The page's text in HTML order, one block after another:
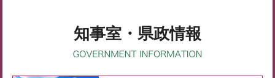
知事室・県政情報